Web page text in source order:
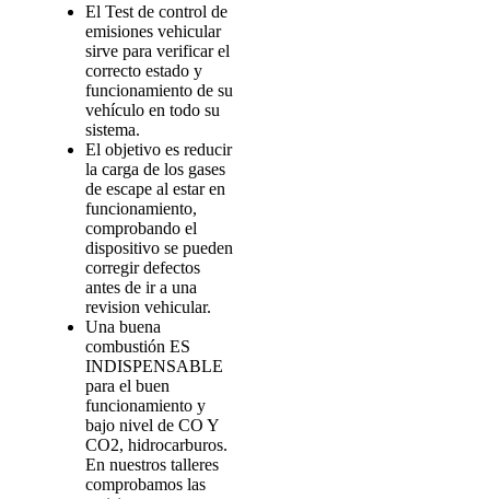
El Test de control de
emisiones vehicular
sirve para verificar el
correcto estado y
funcionamiento de su
vehículo en todo su
sistema.
El objetivo es reducir
la carga de los gases
de escape al estar en
funcionamiento,
comprobando el
dispositivo se pueden
corregir defectos
antes de ir a una
revision vehicular.
Una buena
combustión ES
INDISPENSABLE
para el buen
funcionamiento y
bajo nivel de CO Y
CO2, hidrocarburos.
En nuestros talleres
comprobamos las